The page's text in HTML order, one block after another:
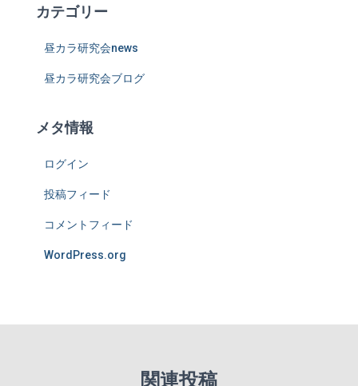
カテゴリー
昼カラ研究会news
昼カラ研究会ブログ
メタ情報
ログイン
投稿フィード
コメントフィード
WordPress.org
関連投稿